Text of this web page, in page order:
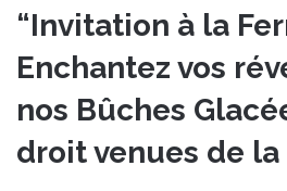
“Invitation à la
Enchantez vos
nos Bûches
droit venues de